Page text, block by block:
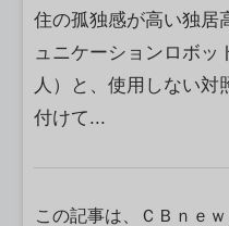
住の孤独感が高い独居
ュニケーションロボッ
人）と、使用しない対
付けて...
この記事は、ＣＢｎｅ